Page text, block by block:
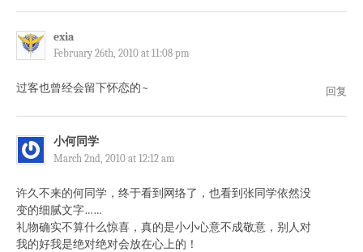
exia
February 26th, 2010 at 11:08 pm
过客也曾经会留下怀恋的~ 回复
小何同学
March 2nd, 2010 at 12:12 am
许久不来的何同学，终于看到网络了，也看到张同学依然没
变的细腻文字……
礼物确实不算什么惊喜，真的是小小心意不成敬意，别人对
我的好我是绝对绝对会放在心上的！